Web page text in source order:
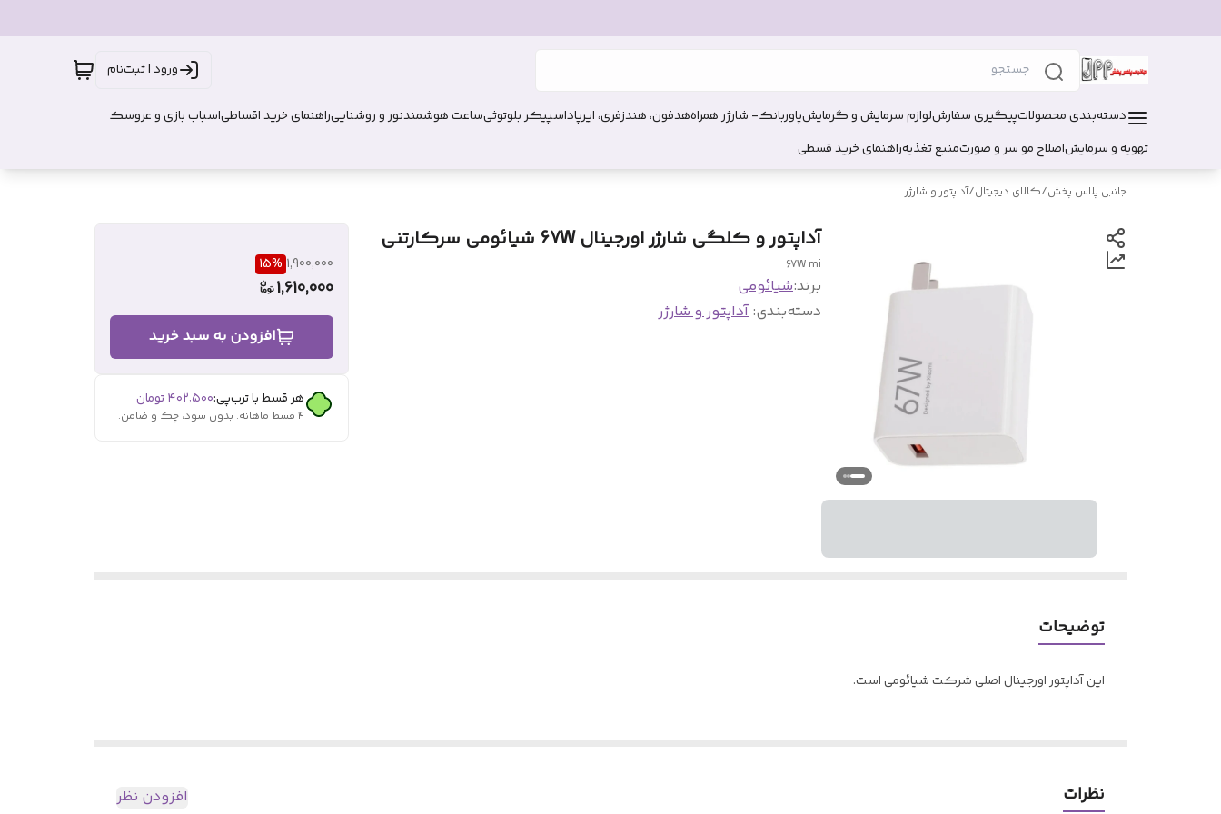
ورود | ثبت‌نام
دسته‌بندی محصولاتپیگیری سفارشلوازم سرمایش و گرمایشپاوربانک- شارژر همراههدفون، هندزفری، ایرپاداسپیکر بلوتوثیساعت هوشمندنور و روشناییراهنمای خرید اقساطیاسباب بازی و عروسک
تهویه و سرمایشاصلاح مو سر و صورتمنبع تغذیهراهنمای خرید قسطی
جانبی پلاس پخش/کالای دیجیتال/آداپتور و شارژر
آداپتور و کلگی شارژر اورجینال 67W شیائومی سرکارتنی
67W mi
برند:شیائومی
دسته‌بندی:آداپتور و شارژر
1,900,000
15%
1,610,000
افزودن به سبد خرید
هر قسط با ترب‌پی:۴۰۲٬۵۰۰تومان
۴ قسط ماهانه. بدون سود، چک و ضامن.
توضیحات
این آداپتور اورجینال اصلی شرکت شیائومی است.
نظرات افزودن نظر